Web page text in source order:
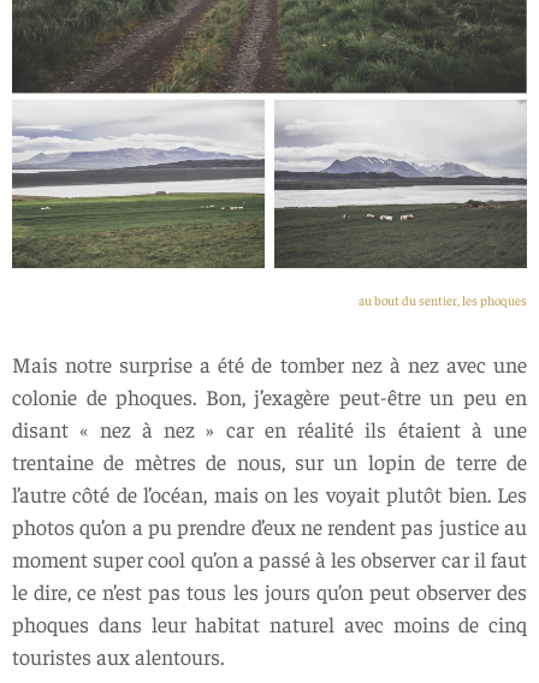
au bout du sentier, les phoques
Mais notre surprise a été de tomber nez à nez avec une
colonie de phoques. Bon, j’exagère peut-être un peu en
disant « nez à nez » car en réalité ils étaient à une
trentaine de mètres de nous, sur un lopin de terre de
l’autre côté de l’océan, mais on les voyait plutôt bien. Les
photos qu’on a pu prendre d’eux ne rendent pas justice au
moment super cool qu’on a passé à les observer car il faut
le dire, ce n’est pas tous les jours qu’on peut observer des
phoques dans leur habitat naturel avec moins de cinq
touristes aux alentours.